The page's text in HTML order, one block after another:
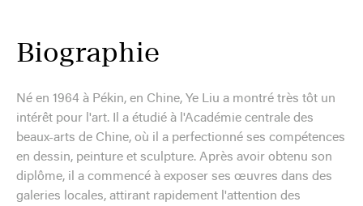
Biographie
Né en 1964 à Pékin, en Chine, Ye Liu a montré très tôt un
intérêt pour l'art. Il a étudié à l'Académie centrale des
beaux-arts de Chine, où il a perfectionné ses compétences
en dessin, peinture et sculpture. Après avoir obtenu son
diplôme, il a commencé à exposer ses œuvres dans des
galeries locales, attirant rapidement l'attention des